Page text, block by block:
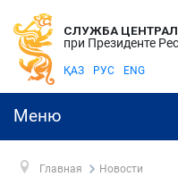
СЛУЖБА
при Президенте
ҚАЗ РУС ENG
Меню
Главная Новости